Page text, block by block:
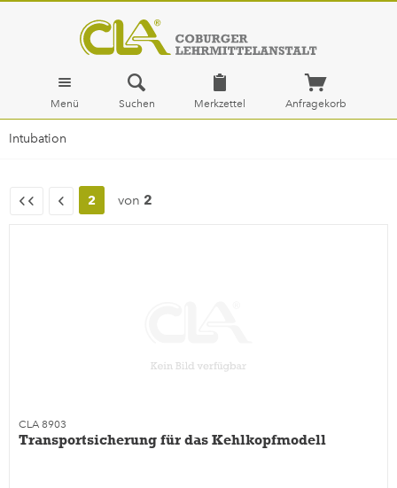
Menü Suchen Merkzettel Anfragekorb
Intubation
2 von 2
CLA 8903
Transportsicherung für das Kehlkopfmodell